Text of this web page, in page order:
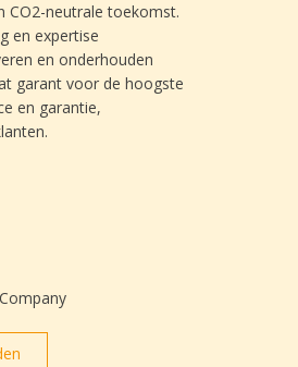
CO2-neutrale toekomst.
en expertise
en onderhouden
garant voor de hoogste
en garantie,